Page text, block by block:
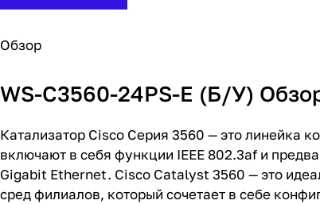
Обзор
WS-C3560-24PS-E (Б/У)
Катализатор Cisco Серия 3560 — это линейка
включают в себя функции IEEE 802.3af и
Gigabit Ethernet. Cisco Catalyst 3560 — это
сред филиалов, который сочетает в себе